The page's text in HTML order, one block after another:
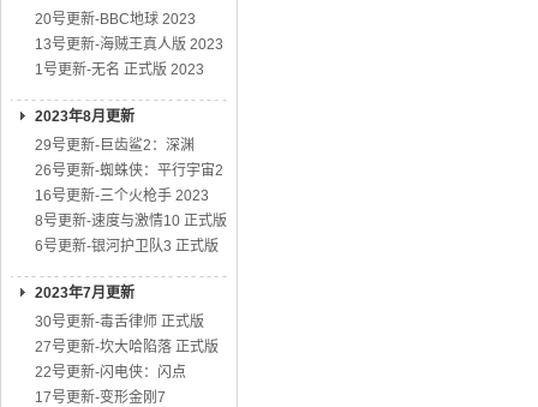
20号更新-BBC地球 2023
13号更新-海贼王真人版 2023
1号更新-无名 正式版 2023
2023年8月更新
29号更新-巨齿鲨2：深渊
26号更新-蜘蛛侠：平行宇宙2
16号更新-三个火枪手 2023
8号更新-速度与激情10 正式版
6号更新-银河护卫队3 正式版
2023年7月更新
30号更新-毒舌律师 正式版
27号更新-坎大哈陷落 正式版
22号更新-闪电侠：闪点
17号更新-变形金刚7